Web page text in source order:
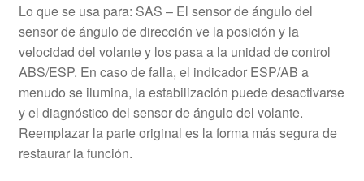
Lo que se usa para: SAS – El sensor de ángulo del
sensor de ángulo de dirección ve la posición y la
velocidad del volante y los pasa a la unidad de control
ABS/ESP. En caso de falla, el indicador ESP/AB a
menudo se ilumina, la estabilización puede desactivarse
y el diagnóstico del sensor de ángulo del volante.
Reemplazar la parte original es la forma más segura de
restaurar la función.